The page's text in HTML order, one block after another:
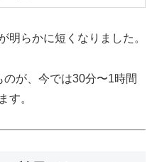
明らかに短くなりました。
が、今では30分〜1時間
す。